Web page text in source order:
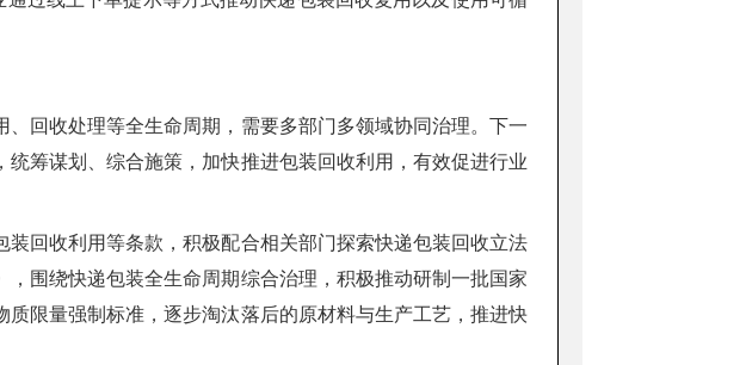
回收处理等全生命周期，需要多部门多领域协同治理。下一
筹谋划、综合施策，加快推进包装回收利用，有效促进行业
回收利用等条款，积极配合相关部门探索快递包装回收立法
围绕快递包装全生命周期综合治理，积极推动研制一批国家
限量强制标准，逐步淘汰落后的原材料与生产工艺，推进快